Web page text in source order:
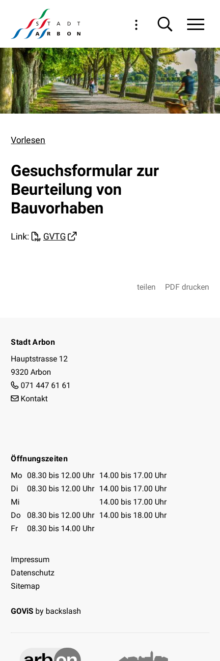
Navigieren in Arbon
Schnellnavigation
Vorlesen
Gesuchsformular zur
Beurteilung von
Bauvorhaben
Link: GVTG
teilen PDF drucken
Stadt Arbon
Hauptstrasse 12
9320 Arbon
071 447 61 61
Kontakt
Öffnungszeiten
Öffnungszeiten Tabelle
Mo 08.30 bis 12.00 Uhr 14.00 bis 17.00 Uhr
Di
08.30 bis 12.00 Uhr 14.00 bis 17.00 Uhr
Mi
14.00 bis 17.00 Uhr
Do
08.30 bis 12.00 Uhr 14.00 bis 18.00 Uhr
Fr
08.30 bis 14.00 Uhr
Impressum
Datenschutz
Sitemap
GOViS by backslash